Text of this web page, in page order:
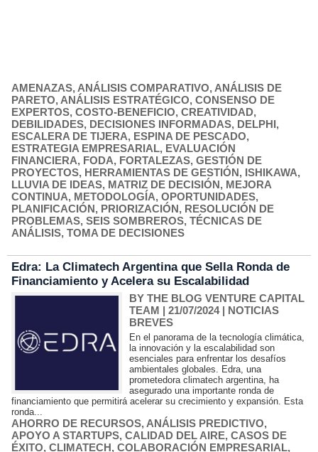
AMENAZAS, ANÁLISIS COMPARATIVO, ANÁLISIS DE
PARETO, ANÁLISIS ESTRATÉGICO, CONSENSO DE
EXPERTOS, COSTO-BENEFICIO, CREATIVIDAD,
DEBILIDADES, DECISIONES INFORMADAS, DELPHI,
ESCALERA DE TIJERA, ESPINA DE PESCADO,
ESTRATEGIA EMPRESARIAL, EVALUACIÓN
FINANCIERA, FODA, FORTALEZAS, GESTIÓN DE
PROYECTOS, HERRAMIENTAS DE GESTIÓN, ISHIKAWA,
LLUVIA DE IDEAS, MATRIZ DE DECISIÓN, MEJORA
CONTINUA, METODOLOGÍA, OPORTUNIDADES,
PLANIFICACIÓN, PRIORIZACIÓN, RESOLUCIÓN DE
PROBLEMAS, SEIS SOMBREROS, TÉCNICAS DE
ANÁLISIS, TOMA DE DECISIONES
Edra: La Climatech Argentina que Sella Ronda de
Financiamiento y Acelera su Escalabilidad
BY THE BLOG VENTURE CAPITAL
TEAM | 21/07/2024| NOTICIAS
BREVES
En el panorama de la tecnología climática,
la innovación y la escalabilidad son
esenciales para enfrentar los desafíos
ambientales globales. Edra, una
prometedora climatech argentina, ha
asegurado una importante ronda de
financiamiento que permitirá acelerar su crecimiento y expansión. Esta
ronda...
AHORRO DE RECURSOS, ANÁLISIS PREDICTIVO,
APOYO A STARTUPS, CALIDAD DEL AIRE, CASOS DE
ÉXITO, CLIMATECH, COLABORACIÓN EMPRESARIAL,